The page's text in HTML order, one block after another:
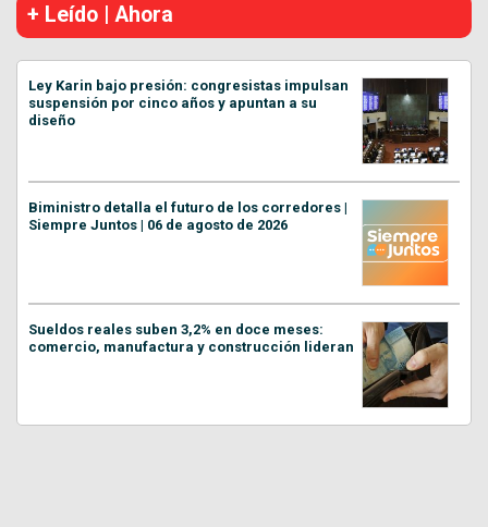
+ Leído | Ahora
Ley Karin bajo presión: congresistas impulsan
suspensión por cinco años y apuntan a su
diseño
Biministro detalla el futuro de los corredores |
Siempre Juntos | 06 de agosto de 2026
Sueldos reales suben 3,2% en doce meses:
comercio, manufactura y construcción lideran